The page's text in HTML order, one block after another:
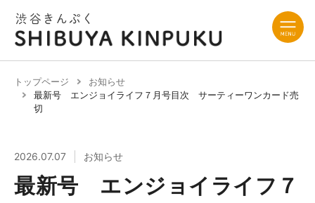
トップページ
お知らせ
最新号 エンジョイライフ７月号目次 サーティーワンカード売
切
2026.07.07 お知らせ
最新号 エンジョイライフ７